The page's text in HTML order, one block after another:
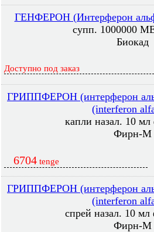
ГЕНФЕРОН (Интерферон
супп. 1000000
Биокад
Доступно под заказ
ГРИППФЕРОН (интерферон
(interferon
капли назал. 10
Фирн-М
6704 tenge
ГРИППФЕРОН (интерферон
(interferon
спрей назал. 10
Фирн-М